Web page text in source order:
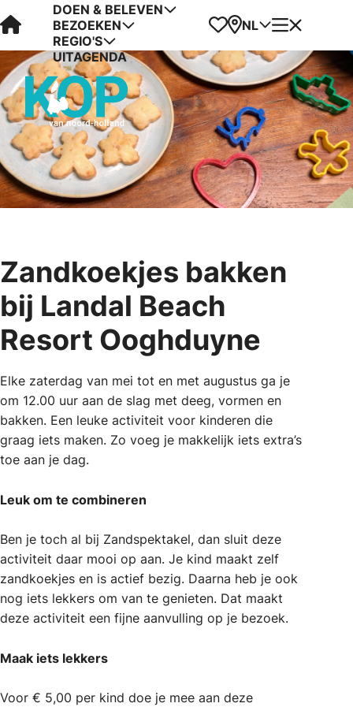
Visit Kop van Holland
DOEN & BELEVEN
BEZOEKEN
REGIO'S
UITAGENDA
Favorieten
Kaart
NL Menu
Zandkoekjes bakken
bij Landal Beach
Resort Ooghduyne
Elke zaterdag van mei tot en met augustus ga je
om 12.00 uur aan de slag met deeg, vormen en
bakken. Een leuke activiteit voor kinderen die
graag iets maken. Zo voeg je makkelijk iets extra’s
toe aan je dag.
Leuk om te combineren
Ben je toch al bij Zandspektakel, dan sluit deze
activiteit daar mooi op aan. Je kind maakt zelf
zandkoekjes en is actief bezig. Daarna heb je ook
nog iets lekkers om van te genieten. Dat maakt
deze activiteit een fijne aanvulling op je bezoek.
Maak iets lekkers
Voor € 5,00 per kind doe je mee aan deze